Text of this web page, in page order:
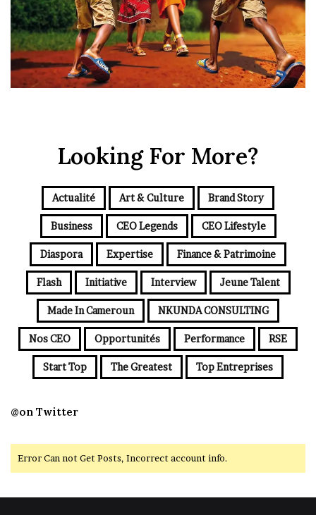
Looking For More?
Actualité Art & Culture Brand Story
Business CEO Legends CEO Lifestyle
Diaspora Expertise Finance & Patrimoine
Flash Initiative Interview Jeune Talent
Made In Cameroun NKUNDA CONSULTING
Nos CEO Opportunités Performance RSE
Start Top The Greatest Top Entreprises
@on Twitter
Error Can not Get Posts, Incorrect account info.